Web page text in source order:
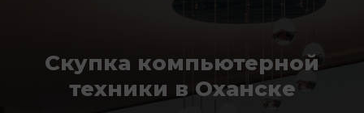
Скупка компьютерной
техники в Оханске